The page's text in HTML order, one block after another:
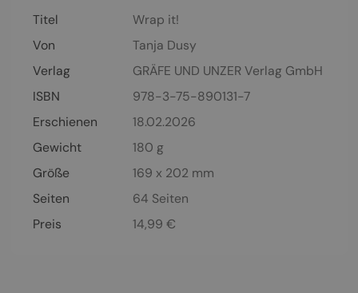
Titel
Wrap it!
Von
Tanja Dusy
Verlag
GRÄFE UND UNZER Verlag GmbH
ISBN
978-3-75-890131-7
Erschienen
18.02.2026
Gewicht
180 g
Größe
169 x 202 mm
Seiten
64 Seiten
Preis
14,99 €